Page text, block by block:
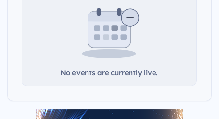
No events are currently live.